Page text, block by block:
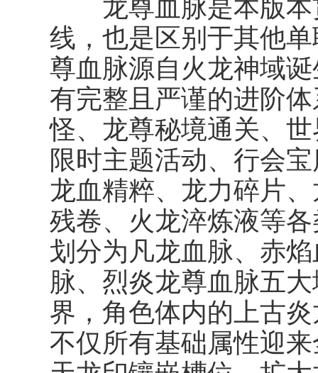
线，也是区别于其他
尊血脉源自火龙神域
有完整且严谨的进阶
怪、龙尊秘境通关、
限时主题活动、行会
龙血精粹、龙力碎片
残卷、火龙淬炼液等
划分为凡龙血脉、赤
脉、烈炎龙尊血脉五
界，角色体内的上古
不仅所有基础属性迎